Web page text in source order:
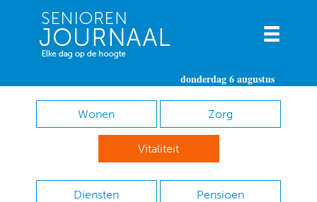
donderdag 6 augustus
Wonen Zorg
Vitaliteit
Diensten Pensioen